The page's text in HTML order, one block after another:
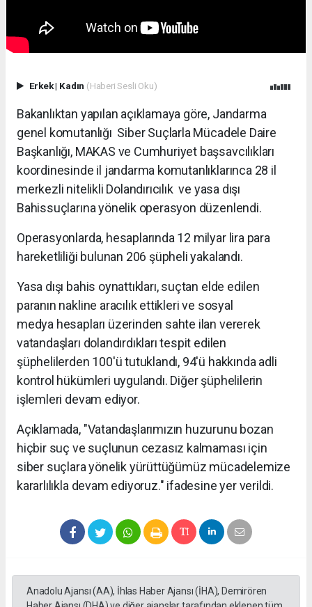
Erkek| Kadın (Haberi Sesli Oku)
Bakanlıktan yapılan açıklamaya göre, Jandarma
genel komutanlığı Siber Suçlarla Mücadele Daire
Başkanlığı, MAKAS ve Cumhuriyet başsavcılıkları
koordinesinde il jandarma komutanlıklarınca 28 il
merkezli nitelikli Dolandırıcılık ve yasa dışı
Bahissuçlarına yönelik operasyon düzenlendi.
Operasyonlarda, hesaplarında 12 milyar lira para
hareketliliği bulunan 206 şüpheli yakalandı.
Yasa dışı bahis oynattıkları, suçtan elde edilen
paranın nakline aracılık ettikleri ve sosyal
medya hesapları üzerinden sahte ilan vererek
vatandaşları dolandırdıkları tespit edilen
şüphelilerden 100'ü tutuklandı, 94'ü hakkında adli
kontrol hükümleri uygulandı. Diğer şüphelilerin
işlemleri devam ediyor.
Açıklamada, "Vatandaşlarımızın huzurunu bozan
hiçbir suç ve suçlunun cezasız kalmaması için
siber suçlara yönelik yürüttüğümüz mücadelemize
kararlılıkla devam ediyoruz." ifadesine yer verildi.
Anadolu Ajansı (AA), İhlas Haber Ajansı (İHA), Demirören